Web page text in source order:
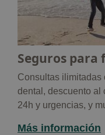
Seguros para
Consultas ilimitadas
dental, descuento al
24h y urgencias, y
Más información